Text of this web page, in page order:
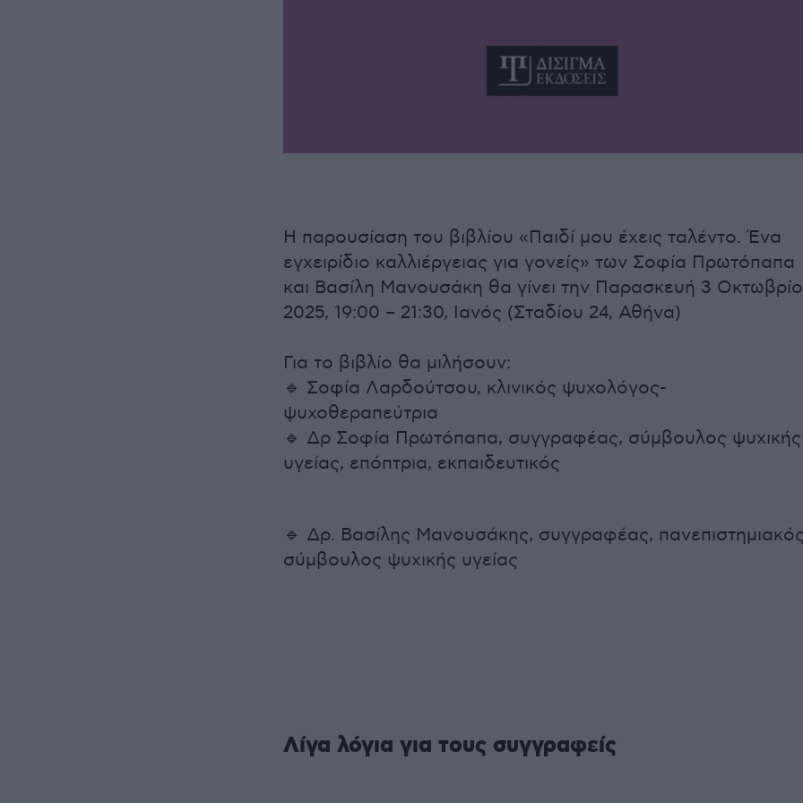
Η παρουσίαση του βιβλίου «Παιδί μου έχεις ταλέντο. Ένα
εγχειρίδιο καλλιέργειας για γονείς» των Σοφία Πρωτόπαπα
και Βασίλη Μανουσάκη θα γίνει την Παρασκευή 3
2025, 19:00 – 21:30, Ιανός (Σταδίου 24, Αθήνα)
Για το βιβλίο θα μιλήσουν:
🔹 Σοφία Λαρδούτσου, κλινικός ψυχολόγος-
ψυχοθεραπεύτρια
🔹 Δρ Σοφία Πρωτόπαπα, συγγραφέας, σύμβουλος ψυχικής
υγείας, επόπτρια, εκπαιδευτικός
🔹 Δρ. Βασίλης Μανουσάκης, συγγραφέας,
σύμβουλος ψυχικής υγείας
Λίγα λόγια για τους συγγραφείς